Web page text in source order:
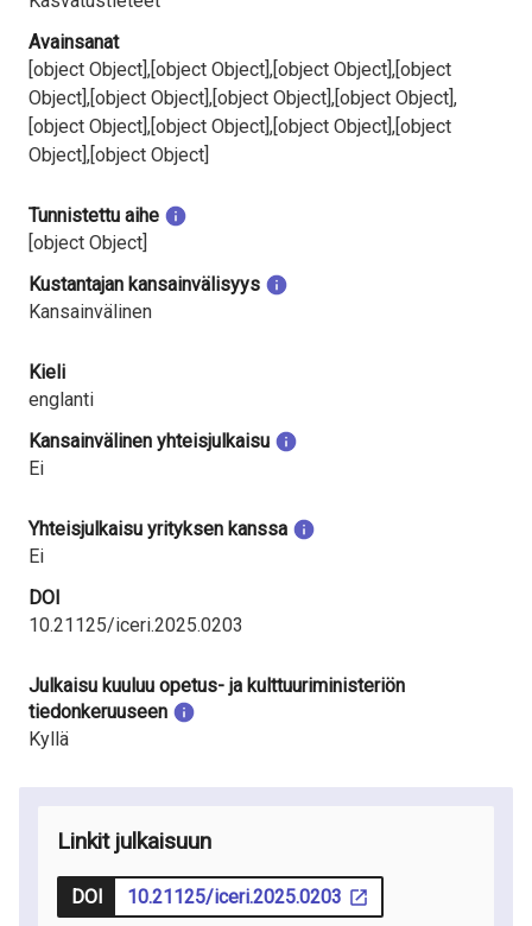
Avainsanat
[object Object],[object Object],[object Object],[object
Object],[object Object],[object Object],[object Object],
[object Object],[object Object],[object Object],[object
Object],[object Object]
Tunnistettu aihe
[object Object]
Kustantajan kansainvälisyys
Kansainvälinen
Kieli
englanti
Kansainvälinen yhteisjulkaisu
Ei
Yhteisjulkaisu yrityksen kanssa
Ei
DOI
10.21125/iceri.2025.0203
Julkaisu kuuluu opetus- ja kulttuuriministeriön
tiedonkeruuseen
Kyllä
Linkit julkaisuun
DOI 10.21125/iceri.2025.0203